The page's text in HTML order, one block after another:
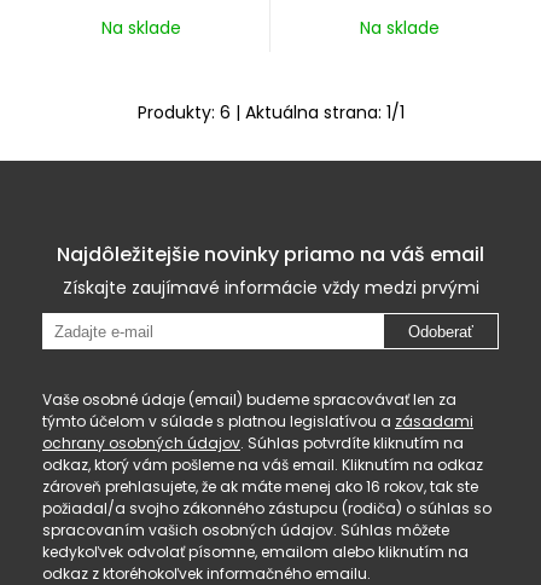
Na sklade Na sklade
Produkty: 6 | Aktuálna strana: 1/1
Najdôležitejšie novinky priamo na váš email
Získajte zaujímavé informácie vždy medzi prvými
Odoberať
Vaše osobné údaje (email) budeme spracovávať len za
týmto účelom v súlade s platnou legislatívou a zásadami
ochrany osobných údajov. Súhlas potvrdíte kliknutím na
odkaz, ktorý vám pošleme na váš email. Kliknutím na odkaz
zároveň prehlasujete, že ak máte menej ako 16 rokov, tak ste
požiadal/a svojho zákonného zástupcu (rodiča) o súhlas so
spracovaním vašich osobných údajov. Súhlas môžete
kedykoľvek odvolať písomne, emailom alebo kliknutím na
odkaz z ktoréhokoľvek informačného emailu.